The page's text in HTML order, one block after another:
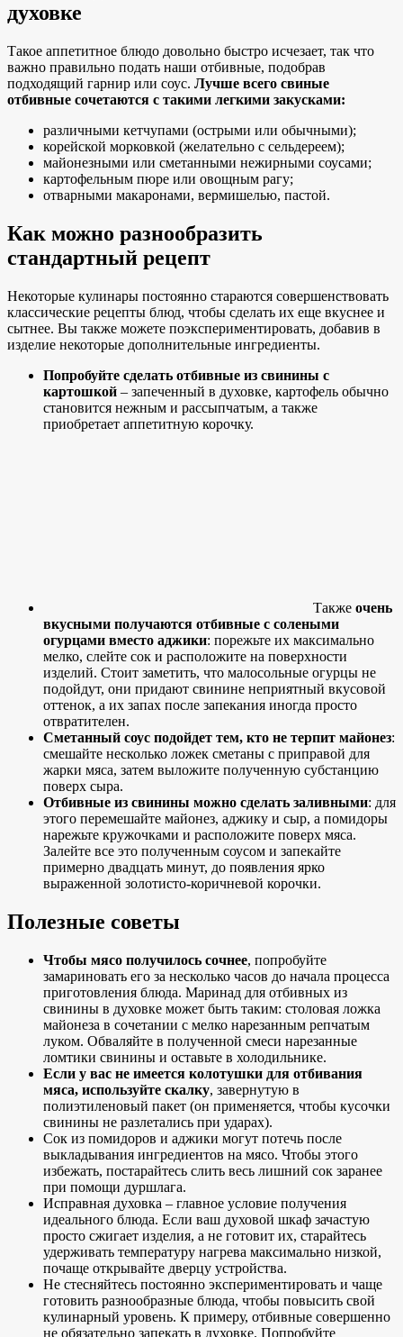
духовке
Такое аппетитное блюдо довольно быстро исчезает, так что
важно правильно подать наши отбивные, подобрав
подходящий гарнир или соус. Лучше всего свиные
отбивные сочетаются с такими легкими закусками:
различными кетчупами (острыми или обычными);
корейской морковкой (желательно с сельдереем);
майонезными или сметанными нежирными соусами;
картофельным пюре или овощным рагу;
отварными макаронами, вермишелью, пастой.
Как можно разнообразить
стандартный рецепт
Некоторые кулинары постоянно стараются совершенствовать
классические рецепты блюд, чтобы сделать их еще вкуснее и
сытнее. Вы также можете поэкспериментировать, добавив в
изделие некоторые дополнительные ингредиенты.
Попробуйте сделать отбивные из свинины с
картошкой – запеченный в духовке, картофель обычно
становится нежным и рассыпчатым, а также
приобретает аппетитную корочку.
Также очень
вкусными получаются отбивные с солеными
огурцами вместо аджики: порежьте их максимально
мелко, слейте сок и расположите на поверхности
изделий. Стоит заметить, что малосольные огурцы не
подойдут, они придают свинине неприятный вкусовой
оттенок, а их запах после запекания иногда просто
отвратителен.
Сметанный соус подойдет тем, кто не терпит майонез:
смешайте несколько ложек сметаны с приправой для
жарки мяса, затем выложите полученную субстанцию
поверх сыра.
Отбивные из свинины можно сделать заливными: для
этого перемешайте майонез, аджику и сыр, а помидоры
нарежьте кружочками и расположите поверх мяса.
Залейте все это полученным соусом и запекайте
примерно двадцать минут, до появления ярко
выраженной золотисто-коричневой корочки.
Полезные советы
Чтобы мясо получилось сочнее, попробуйте
замариновать его за несколько часов до начала процесса
приготовления блюда. Маринад для отбивных из
свинины в духовке может быть таким: столовая ложка
майонеза в сочетании с мелко нарезанным репчатым
луком. Обваляйте в полученной смеси нарезанные
ломтики свинины и оставьте в холодильнике.
Если у вас не имеется колотушки для отбивания
мяса, используйте скалку, завернутую в
полиэтиленовый пакет (он применяется, чтобы кусочки
свинины не разлетались при ударах).
Сок из помидоров и аджики могут потечь после
выкладывания ингредиентов на мясо. Чтобы этого
избежать, постарайтесь слить весь лишний сок заранее
при помощи дуршлага.
Исправная духовка – главное условие получения
идеального блюда. Если ваш духовой шкаф зачастую
просто сжигает изделия, а не готовит их, старайтесь
удерживать температуру нагрева максимально низкой,
почаще открывайте дверцу устройства.
Не стесняйтесь постоянно экспериментировать и чаще
готовить разнообразные блюда, чтобы повысить свой
кулинарный уровень. К примеру, отбивные совершенно
не обязательно запекать в духовке. Попробуйте